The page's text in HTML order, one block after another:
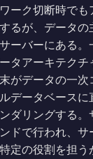
ーク切断時でも
るが、データの
ーバーにある
タアーキテクチ
がデータの一次
データベースに
ダリングする。
ドで行われ、サ
定の役割を担う